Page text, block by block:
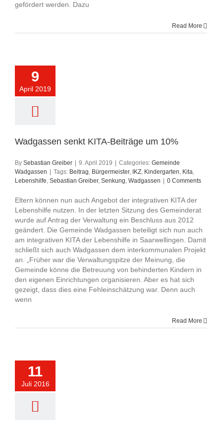
gefördert werden. Dazu
Read More
9
April 2019
Wadgassen senkt KITA-Beiträge um 10%
By Sebastian Greiber 9. April 2019 Categories: Gemeinde
Wadgassen
Tags: Beitrag, Bürgermeister, IKZ, Kindergarten, Kita,
Lebenshilfe, Sebastian Greiber, Senkung, Wadgassen 0 Comments
Eltern können nun auch Angebot der integrativen KITA der
Lebenshilfe nutzen. In der letzten Sitzung des Gemeinderat
wurde auf Antrag der Verwaltung ein Beschluss aus 2012
geändert. Die Gemeinde Wadgassen beteiligt sich nun auch
am integrativen KITA der Lebenshilfe in Saarwellingen. Damit
schließt sich auch Wadgassen dem interkommunalen Projekt
an. „Früher war die Verwaltungspitze der Meinung, die
Gemeinde könne die Betreuung von behinderten Kindern in
den eigenen Einrichtungen organisieren. Aber es hat sich
gezeigt, dass dies eine Fehleinschätzung war. Denn auch
wenn
Read More
11
Juli 2016